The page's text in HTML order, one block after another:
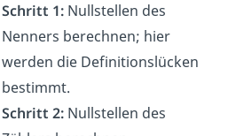
Schritt 1: Nullstellen des
Nenners berechnen; hier
werden die Definitionslücken
bestimmt.
Schritt 2: Nullstellen des